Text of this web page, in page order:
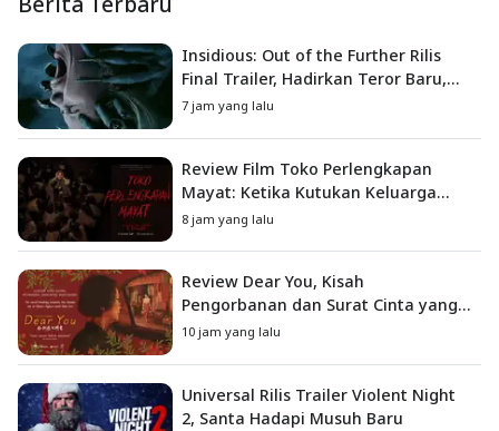
Insidious: Out of the Further Rilis
Final Trailer, Hadirkan Teror Baru,
Iblis Kini Masuk ke Dunia Manusia
7 jam yang lalu
Review Film Toko Perlengkapan
Mayat: Ketika Kutukan Keluarga
Menjadi Sumber Teror yang
8 jam yang lalu
Review Dear You, Kisah
Pengorbanan dan Surat Cinta yang
Menyentuh Hati
10 jam yang lalu
Universal Rilis Trailer Violent Night
2, Santa Hadapi Musuh Baru